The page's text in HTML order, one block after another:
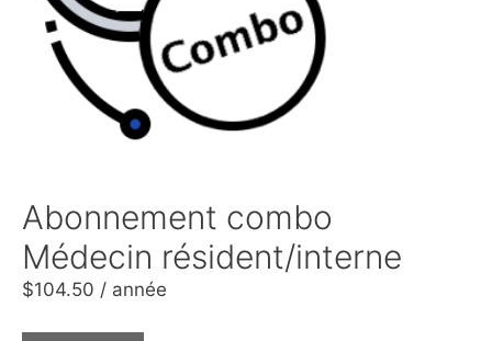
Abonnement combo
Médecin résident/interne
$104.50 / année